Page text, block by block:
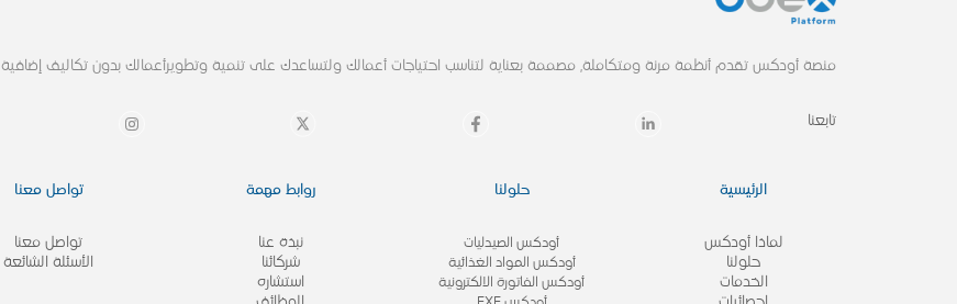
منصة أودكس تقدم أنظمة مرنة ومتكاملة, مصممة بعناية لتناسب احتياجات أعمالك ولتساعدك على تنمية وتطويرأعمالك بدون تكاليف إضافية
تابعنا
الرئيسية
لماذا أودكس
حلولنا
الخدمات
حلولنا
أودكس الصيدليات
أودكس المواد الغذائية
أودكس الفاتورة الالكترونية
روابط مهمة
نبذة عنا
شركائنا
استشاره
تواصل معنا
تواصل معنا
الأسئلة الشائعة